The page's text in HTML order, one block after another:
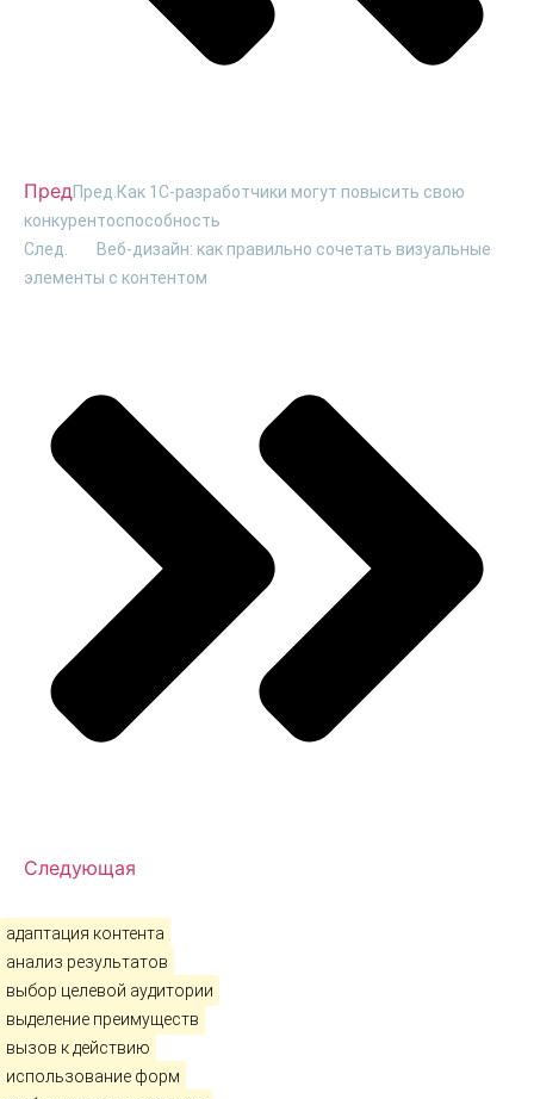
ПредПред. Как 1С-разработчики могут повысить свою
конкурентоспособность
След.
Веб-дизайн: как правильно сочетать визуальные
элементы с контентом
Следующая
адаптация контента
анализ результатов
выбор целевой аудитории
выделение преимуществ
вызов к действию
использование форм